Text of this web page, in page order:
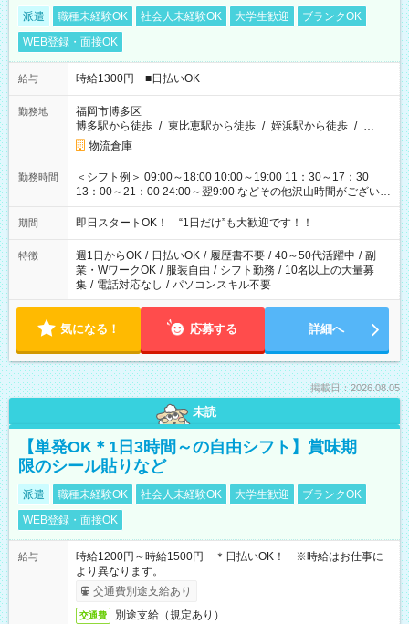
派遣 職種未経験OK 社会人未経験OK 大学生歓迎
ブランクOK
WEB登録・面接OK
給与 時給1300円 ■日払いOK
勤務地
福岡市博多区
博多駅から徒歩 / 東比恵駅から徒歩 / 姪浜駅から徒歩 / …
物流倉庫
勤務時間
＜シフト例＞ 09:00～18:00 10:00～19:00 11：30～17：30
13：00～21：00 24:00～翌9:00 などその他沢山時間がございま
す！
期間 即日スタートOK！ “1日だけ”も大歓迎です！！
特徴 週1日からOK / 日払いOK / 履歴書不要 / 40～50代活躍中 / 副
業・WワークOK / 服装自由 / シフト勤務 / 10名以上の大量募
集 / 電話対応なし / パソコンスキル不要
気になる！ 応募する 詳細へ
掲載日：2026.08.05
未読
【単発OK＊1日3時間～の自由シフト】賞味期
限のシール貼りなど
派遣 職種未経験OK 社会人未経験OK 大学生歓迎
ブランクOK
WEB登録・面接OK
給与
時給1200円～時給1500円 ＊日払いOK！ ※時給はお仕事に
より異なります。
交通費別途支給あり
交通費 別途支給（規定あり）